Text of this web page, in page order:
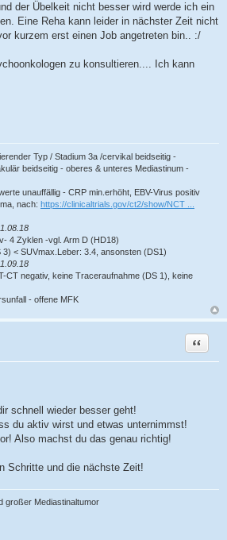
der Übelkeit nicht besser wird werde ich ein
Eine Reha kann leider in nächster Zeit nicht
kurzem erst einen Job angetreten bin.. :/
zu konsultieren.... Ich kann
Typ / Stadium 3a /cervikal beidseitig -
beidseitig - oberes & unteres Mediastinum -
unauffällig - CRP min.erhöht, EBV-Virus positiv
nach: https://clinicaltrials.gov/ct2/show/NCT ...
4 Zyklen -vgl. Arm D (HD18)
< SUVmax.Leber: 3.4, ansonsten (DS1)
CT negativ, keine Traceraufnahme (DS 1), keine
- offene MFK
Zitat
schnell wieder besser geht!
du aktiv wirst und etwas unternimmst!
Also machst du das genau richtig!
Schritte und die nächste Zeit!
großer Mediastinaltumor